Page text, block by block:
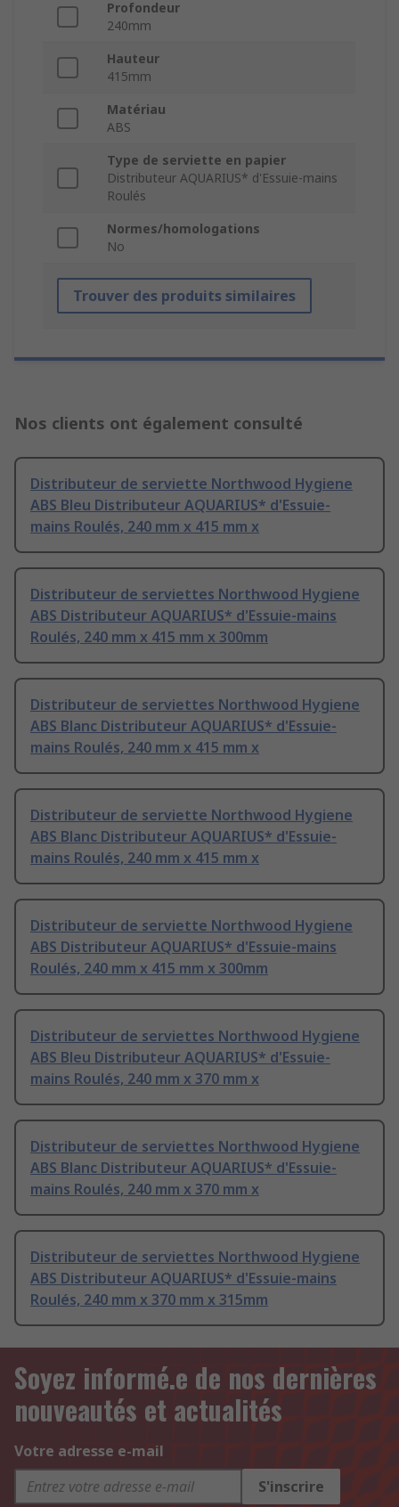
Profondeur
240mm
Hauteur
415mm
Matériau
ABS
Type de serviette en papier
Distributeur AQUARIUS* d'Essuie-mains
Roulés
Normes/homologations
No
Trouver des produits similaires
Nos clients ont également consulté
Distributeur de serviette Northwood Hygiene
ABS Bleu Distributeur AQUARIUS* d'Essuie-
mains Roulés, 240 mm x 415 mm x
Distributeur de serviettes Northwood Hygiene
ABS Distributeur AQUARIUS* d'Essuie-mains
Roulés, 240 mm x 415 mm x 300mm
Distributeur de serviettes Northwood Hygiene
ABS Blanc Distributeur AQUARIUS* d'Essuie-
mains Roulés, 240 mm x 415 mm x
Distributeur de serviette Northwood Hygiene
ABS Blanc Distributeur AQUARIUS* d'Essuie-
mains Roulés, 240 mm x 415 mm x
Distributeur de serviette Northwood Hygiene
ABS Distributeur AQUARIUS* d'Essuie-mains
Roulés, 240 mm x 415 mm x 300mm
Distributeur de serviettes Northwood Hygiene
ABS Bleu Distributeur AQUARIUS* d'Essuie-
mains Roulés, 240 mm x 370 mm x
Distributeur de serviettes Northwood Hygiene
ABS Blanc Distributeur AQUARIUS* d'Essuie-
mains Roulés, 240 mm x 370 mm x
Distributeur de serviettes Northwood Hygiene
ABS Distributeur AQUARIUS* d'Essuie-mains
Roulés, 240 mm x 370 mm x 315mm
Soyez informé.e de nos dernières
nouveautés et actualités
Votre adresse e-mail
S'inscrire